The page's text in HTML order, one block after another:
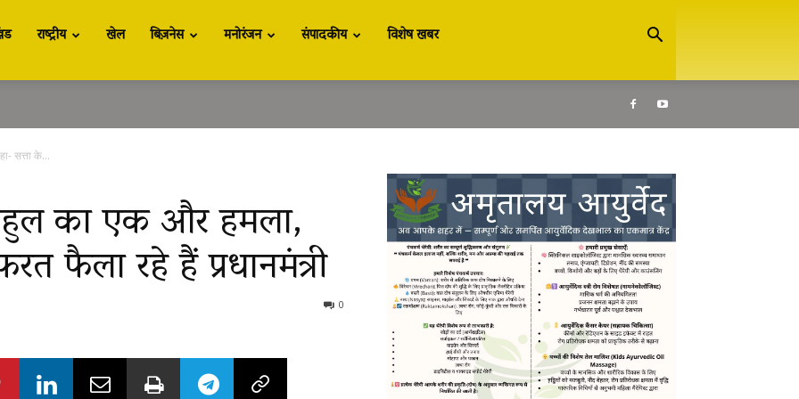
राष्ट्रीय खेल बिज़नेस मनोरंजन संपादकीय विशेष खबर
सत्ता के...
का एक और हमला,
फैला रहे हैं प्रधानमंत्री
0